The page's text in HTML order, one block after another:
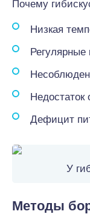
Почему
Низкая
Недостаток
Дефицит
У
Методы